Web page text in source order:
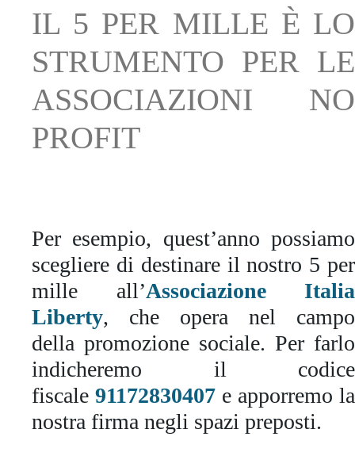
IL 5 PER MILLE È LO
STRUMENTO PER LE
ASSOCIAZIONI NO
PROFIT
Per esempio, quest’anno possiamo
scegliere di destinare il nostro 5 per
mille all’Associazione Italia
Liberty, che opera nel campo
della promozione sociale. Per farlo
indicheremo il codice
fiscale 91172830407 e apporremo la
nostra firma negli spazi preposti.